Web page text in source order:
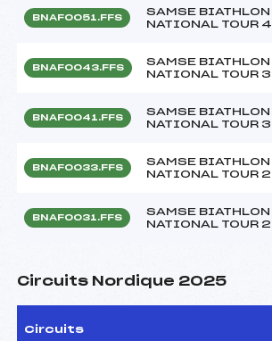
BNAF0051.FFS
SAMSE BIATHLON
NATIONAL TOUR 4
BNAF0043.FFS
SAMSE BIATHLON
NATIONAL TOUR 3
BNAF0041.FFS
SAMSE BIATHLON
NATIONAL TOUR 3
BNAF0033.FFS
SAMSE BIATHLON
NATIONAL TOUR 2
BNAF0031.FFS
SAMSE BIATHLON
NATIONAL TOUR 2
Circuits Nordique 2025
Circuits